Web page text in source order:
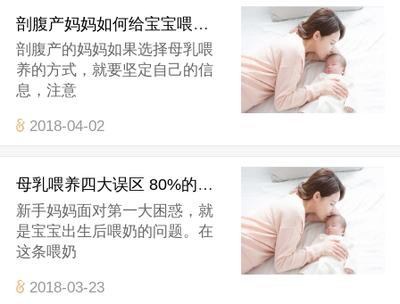
剖腹产妈妈如何给宝宝喂奶？
剖腹产的妈妈如果选择母乳喂
养的方式，就要坚定自己的信
息，注意
2018-04-02
母乳喂养四大误区 80%的妈妈都踩中了！
新手妈妈面对第一大困惑，就
是宝宝出生后喂奶的问题。在
这条喂奶
2018-03-23